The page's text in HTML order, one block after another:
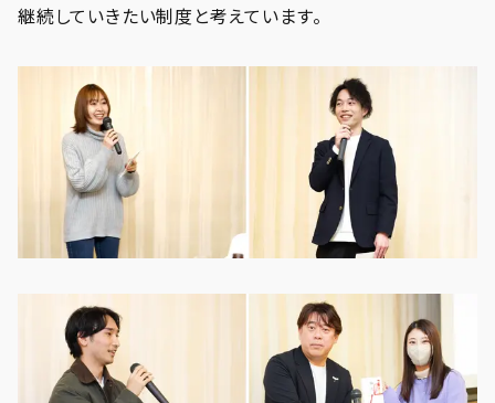
継続していきたい制度と考えています。